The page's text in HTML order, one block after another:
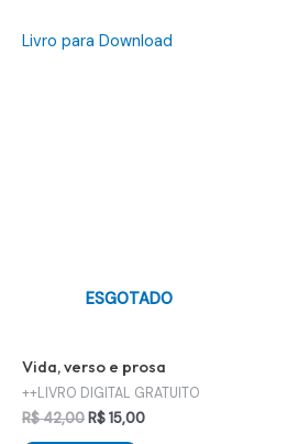
Livro para Download
ESGOTADO
Vida, verso e prosa
++LIVRO DIGITAL GRATUITO
R$42,00O
R$15,00O